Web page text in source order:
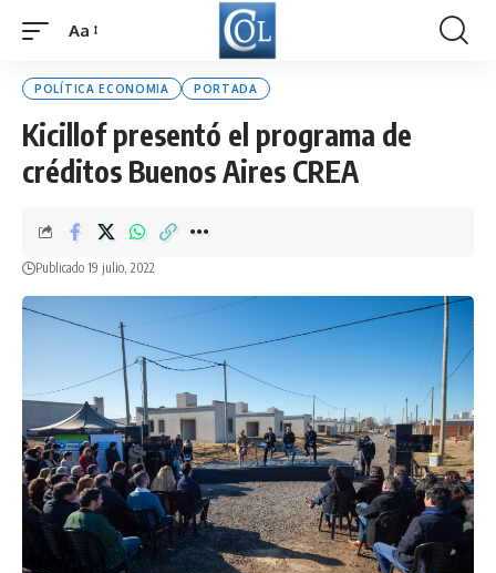
Font
Aa
POLÍTICA ECONOMIA PORTADA
Kicillof presentó el programa de
créditos Buenos Aires CREA
Publicado 19 julio, 2022